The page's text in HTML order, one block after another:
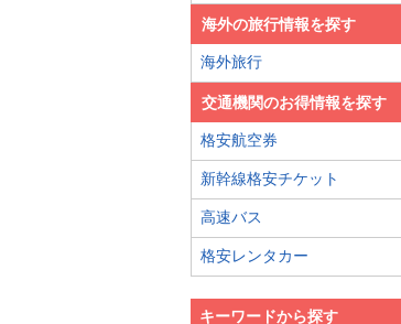
海外の旅行情報を探す
海外旅行
交通機関のお得情報を探す
格安航空券
新幹線格安チケット
高速バス
格安レンタカー
キーワードから探す